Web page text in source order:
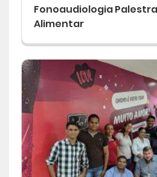
Fonoaudiologia
Alimentar